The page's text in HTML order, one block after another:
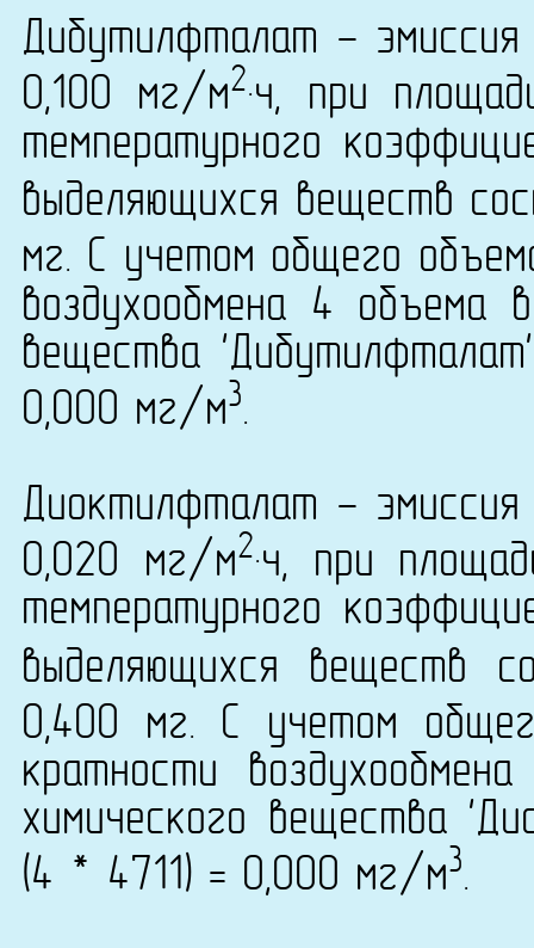
Дибутилфталат - эмиссия
0,100 мг/м2·ч, при
температурного
выделяющихся веществ
мг. С учетом общего
воздухообмена 4 объема
вещества
0,000 мг/м3.
Диоктилфталат - эмиссия
0,020 мг/м2·ч, при
температурного
выделяющихся
0,400 мг. С учетом
кратности
химического вещества
(4 * 4711) = 0,000 мг/м3.